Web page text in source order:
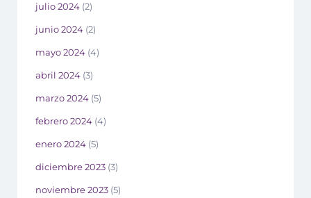
julio 2024 (2)
junio 2024 (2)
mayo 2024 (4)
abril 2024 (3)
marzo 2024 (5)
febrero 2024 (4)
enero 2024 (5)
diciembre 2023 (3)
noviembre 2023 (5)